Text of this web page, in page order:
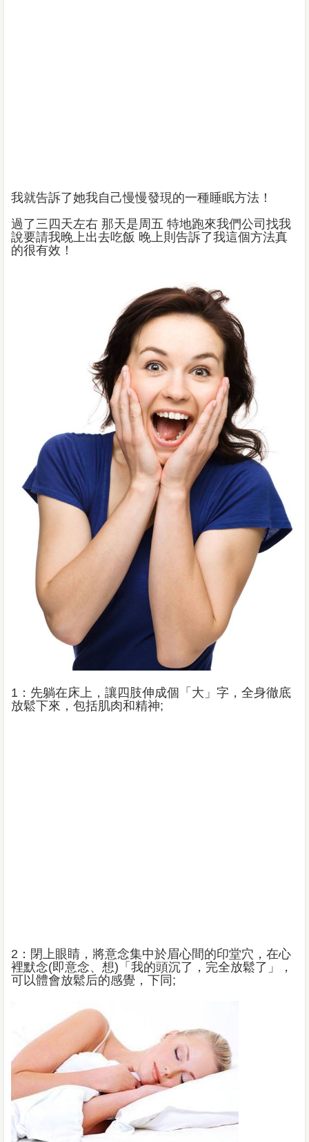
我就告訴了她我自己慢慢發現的一種睡眠方法！
過了三四天左右 那天是周五 特地跑來我們公司找我
說要請我晚上出去吃飯 晚上則告訴了我這個方法真
的很有效！
1：先躺在床上，讓四肢伸成個「大」字，全身徹底
放鬆下來，包括肌肉和精神;
2：閉上眼睛，將意念集中於眉心間的印堂穴，在心
裡默念(即意念、想)「我的頭沉了，完全放鬆了」，
可以體會放鬆后的感覺，下同;